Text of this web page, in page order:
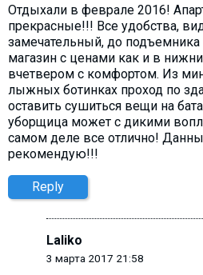
Отдыхали в феврале 2016!
прекрасные!!! Все удобства,
замечательный, до
магазин с ценами как и в
вчетвером с комфортом. Из
лыжных ботинках проход по
оставить сушиться вещи на
уборщица может с дикими
самом деле все отлично!
рекомендую!!!
Reply
Laliko
3 марта 2017 21:58